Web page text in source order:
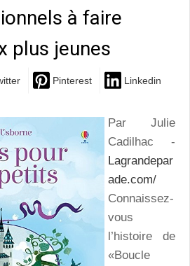
à faire
plus jeunes
Pinterest Linkedin
Par Julie
Cadilhac -
Lagrandepar
ade.com/
Connaissez-
vous
l’histoire de
«Boucle